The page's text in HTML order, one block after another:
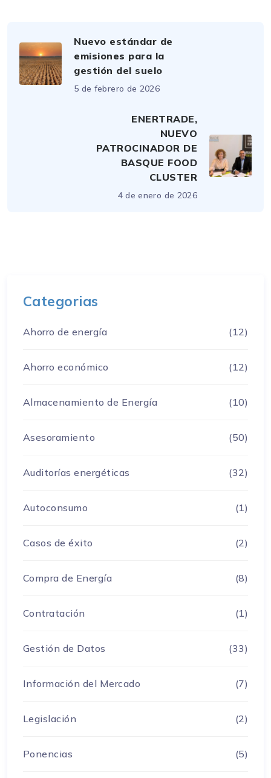
Nuevo estándar de
emisiones para la
gestión del suelo
5 de febrero de 2026
ENERTRADE,
NUEVO
PATROCINADOR DE
BASQUE FOOD
CLUSTER
4 de enero de 2026
Categorias
Ahorro de energía (12)
Ahorro económico (12)
Almacenamiento de Energía (10)
Asesoramiento (50)
Auditorías energéticas (32)
Autoconsumo (1)
Casos de éxito (2)
Compra de Energía (8)
Contratación (1)
Gestión de Datos (33)
Información del Mercado (7)
Legislación (2)
Ponencias (5)